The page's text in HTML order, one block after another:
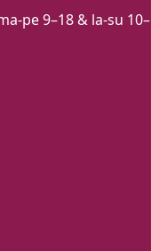
pe 9–18 & la-su 10–